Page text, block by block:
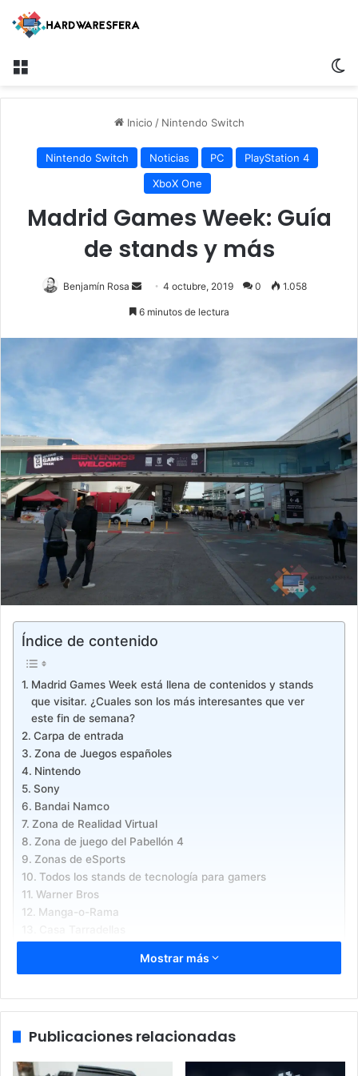
Menú
Inicio / Nintendo Switch
Nintendo Switch Noticias PC
PlayStation 4
XboX One
Madrid Games Week: Guía
de stands y más
Benjamín Rosa
Send4 octubre, 2019 0 1.058
6 minutos de lectura
Índice de contenido
Madrid Games Week está llena de contenidos y stands
que visitar. ¿Cuales son los más interesantes que ver
este fin de semana?
Carpa de entrada
Zona de Juegos españoles
Nintendo
Sony
Bandai Namco
Zona de Realidad Virtual
Zona de juego del Pabellón 4
Zonas de eSports
Todos los stands de tecnología para gamers
Warner Bros
Manga-o-Rama
Madrid Games Week está llena de
contenidos y stands que visitar.
¿Cuales son los más interesantes
Mostrar más
Publicaciones relacionadas